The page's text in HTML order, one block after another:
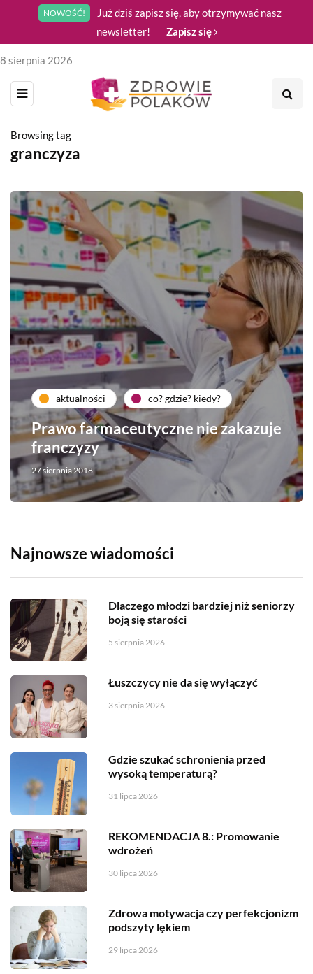
NOWOŚĆ!
Już dziś zapisz się, aby otrzymywać nasz
newsletter!
Zapisz się
8 sierpnia 2026
Browsing tag
granczyza
aktualności co? gdzie? kiedy?
Prawo farmaceutyczne nie zakazuje
franczyzy
27 sierpnia 2018
Najnowsze wiadomości
Dlaczego młodzi bardziej niż seniorzy
boją się starości
5 sierpnia 2026
Łuszczycy nie da się wyłączyć
3 sierpnia 2026
Gdzie szukać schronienia przed
wysoką temperaturą?
31 lipca 2026
REKOMENDACJA 8.: Promowanie
wdrożeń
30 lipca 2026
Zdrowa motywacja czy perfekcjonizm
podszyty lękiem
29 lipca 2026